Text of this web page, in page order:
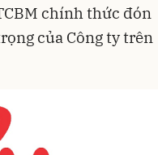
chính thức đón
của Công ty trên